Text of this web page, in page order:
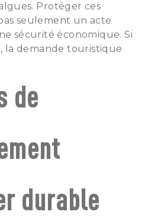
Protéger ces
seulement un acte
sécurité économique. Si
la demande touristique
de
durable